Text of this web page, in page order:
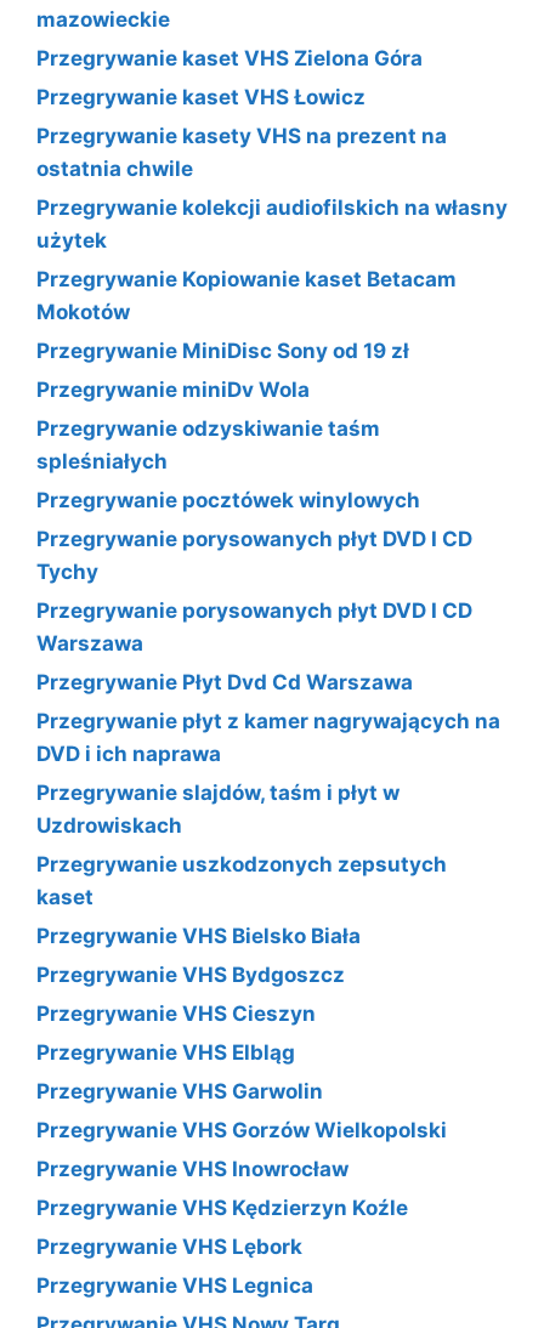
mazowieckie
Przegrywanie kaset VHS Zielona Góra
Przegrywanie kaset VHS Łowicz
Przegrywanie kasety VHS na prezent na
ostatnia chwile
Przegrywanie kolekcji audiofilskich na własny
użytek
Przegrywanie Kopiowanie kaset Betacam
Mokotów
Przegrywanie MiniDisc Sony od 19 zł
Przegrywanie miniDv Wola
Przegrywanie odzyskiwanie taśm
spleśniałych
Przegrywanie pocztówek winylowych
Przegrywanie porysowanych płyt DVD I CD
Tychy
Przegrywanie porysowanych płyt DVD I CD
Warszawa
Przegrywanie Płyt Dvd Cd Warszawa
Przegrywanie płyt z kamer nagrywających na
DVD i ich naprawa
Przegrywanie slajdów, taśm i płyt w
Uzdrowiskach
Przegrywanie uszkodzonych zepsutych
kaset
Przegrywanie VHS Bielsko Biała
Przegrywanie VHS Bydgoszcz
Przegrywanie VHS Cieszyn
Przegrywanie VHS Elbląg
Przegrywanie VHS Garwolin
Przegrywanie VHS Gorzów Wielkopolski
Przegrywanie VHS Inowrocław
Przegrywanie VHS Kędzierzyn Koźle
Przegrywanie VHS Lębork
Przegrywanie VHS Legnica